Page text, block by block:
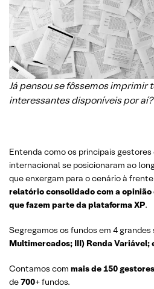
Já pensou se fôssemos imprimir
interessantes disponíveis por aí?
Entenda como os principais
internacional se posicionaram ao
que enxergam para o cenário à
relatório consolidado com a
que fazem parte da plataforma XP.
Segregamos os fundos em 4 grandes
Multimercados; III) Renda Variável;
Contamos com mais de 150 gestores
de700+ fundos.